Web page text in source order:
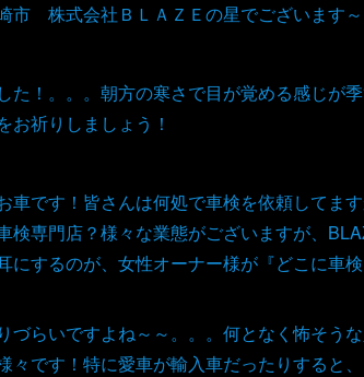
市 株式会社ＢＬＡＺＥの星でございます～
た！。。。朝方の寒さで目が覚める感じが
祈りしましょう！
車です！皆さんは何処で車検を依頼してま
検専門店？様々な業態がございますが、
にするのが、女性オーナー様が『どこに車
づらいですよね～～。。。何となく怖そう
々です！特に愛車が輸入車だったりすると